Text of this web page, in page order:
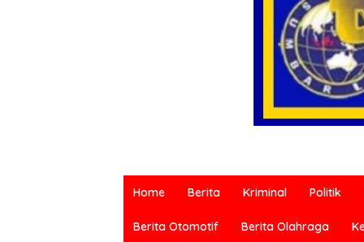
terkini
berbagai
Home Berita Kriminal Politik
Berita Otomotif Berita Olahraga